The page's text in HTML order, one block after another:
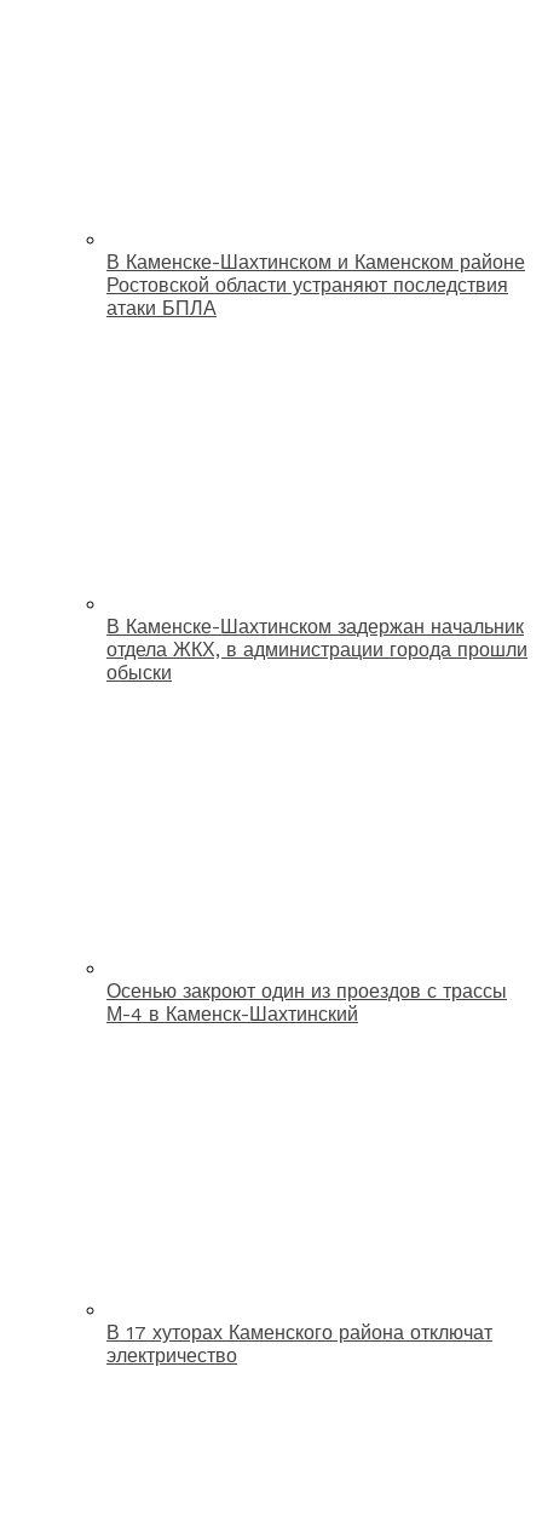
В Каменске-Шахтинском и Каменском районе
Ростовской области устраняют последствия
атаки БПЛА
В Каменске-Шахтинском задержан начальник
отдела ЖКХ, в администрации города прошли
обыски
Осенью закроют один из проездов с трассы
М-4 в Каменск-Шахтинский
В 17 хуторах Каменского района отключат
электричество